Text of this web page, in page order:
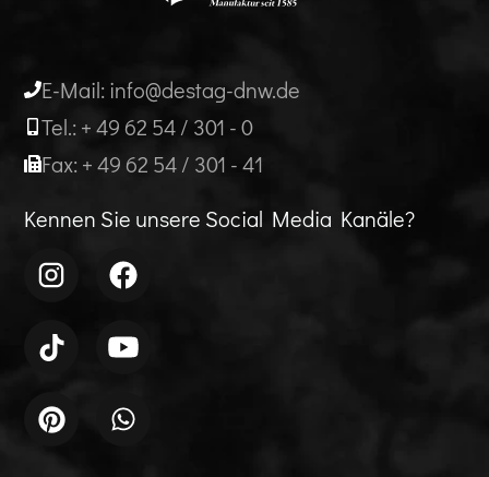
E-Mail: info@destag-dnw.de
Tel.: + 49 62 54 / 301 - 0
Fax: + 49 62 54 / 301 - 41
Kennen Sie unsere Social Media Kanäle?